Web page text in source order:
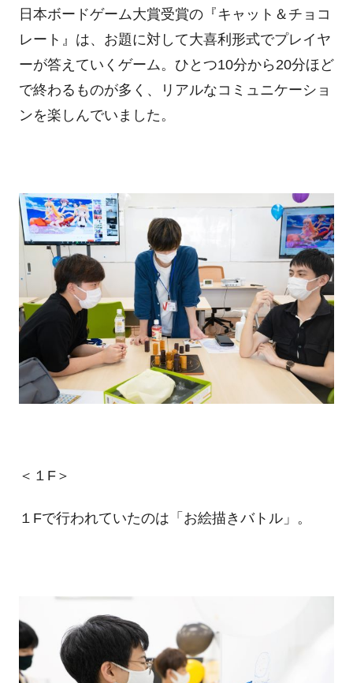
日本ボードゲーム大賞受賞の『キャット＆チョコ
レート』は、お題に対して大喜利形式でプレイヤ
ーが答えていくゲーム。ひとつ10分から20分ほど
で終わるものが多く、リアルなコミュニケーショ
ンを楽しんでいました。
＜１F＞
１Fで行われていたのは「お絵描きバトル」。